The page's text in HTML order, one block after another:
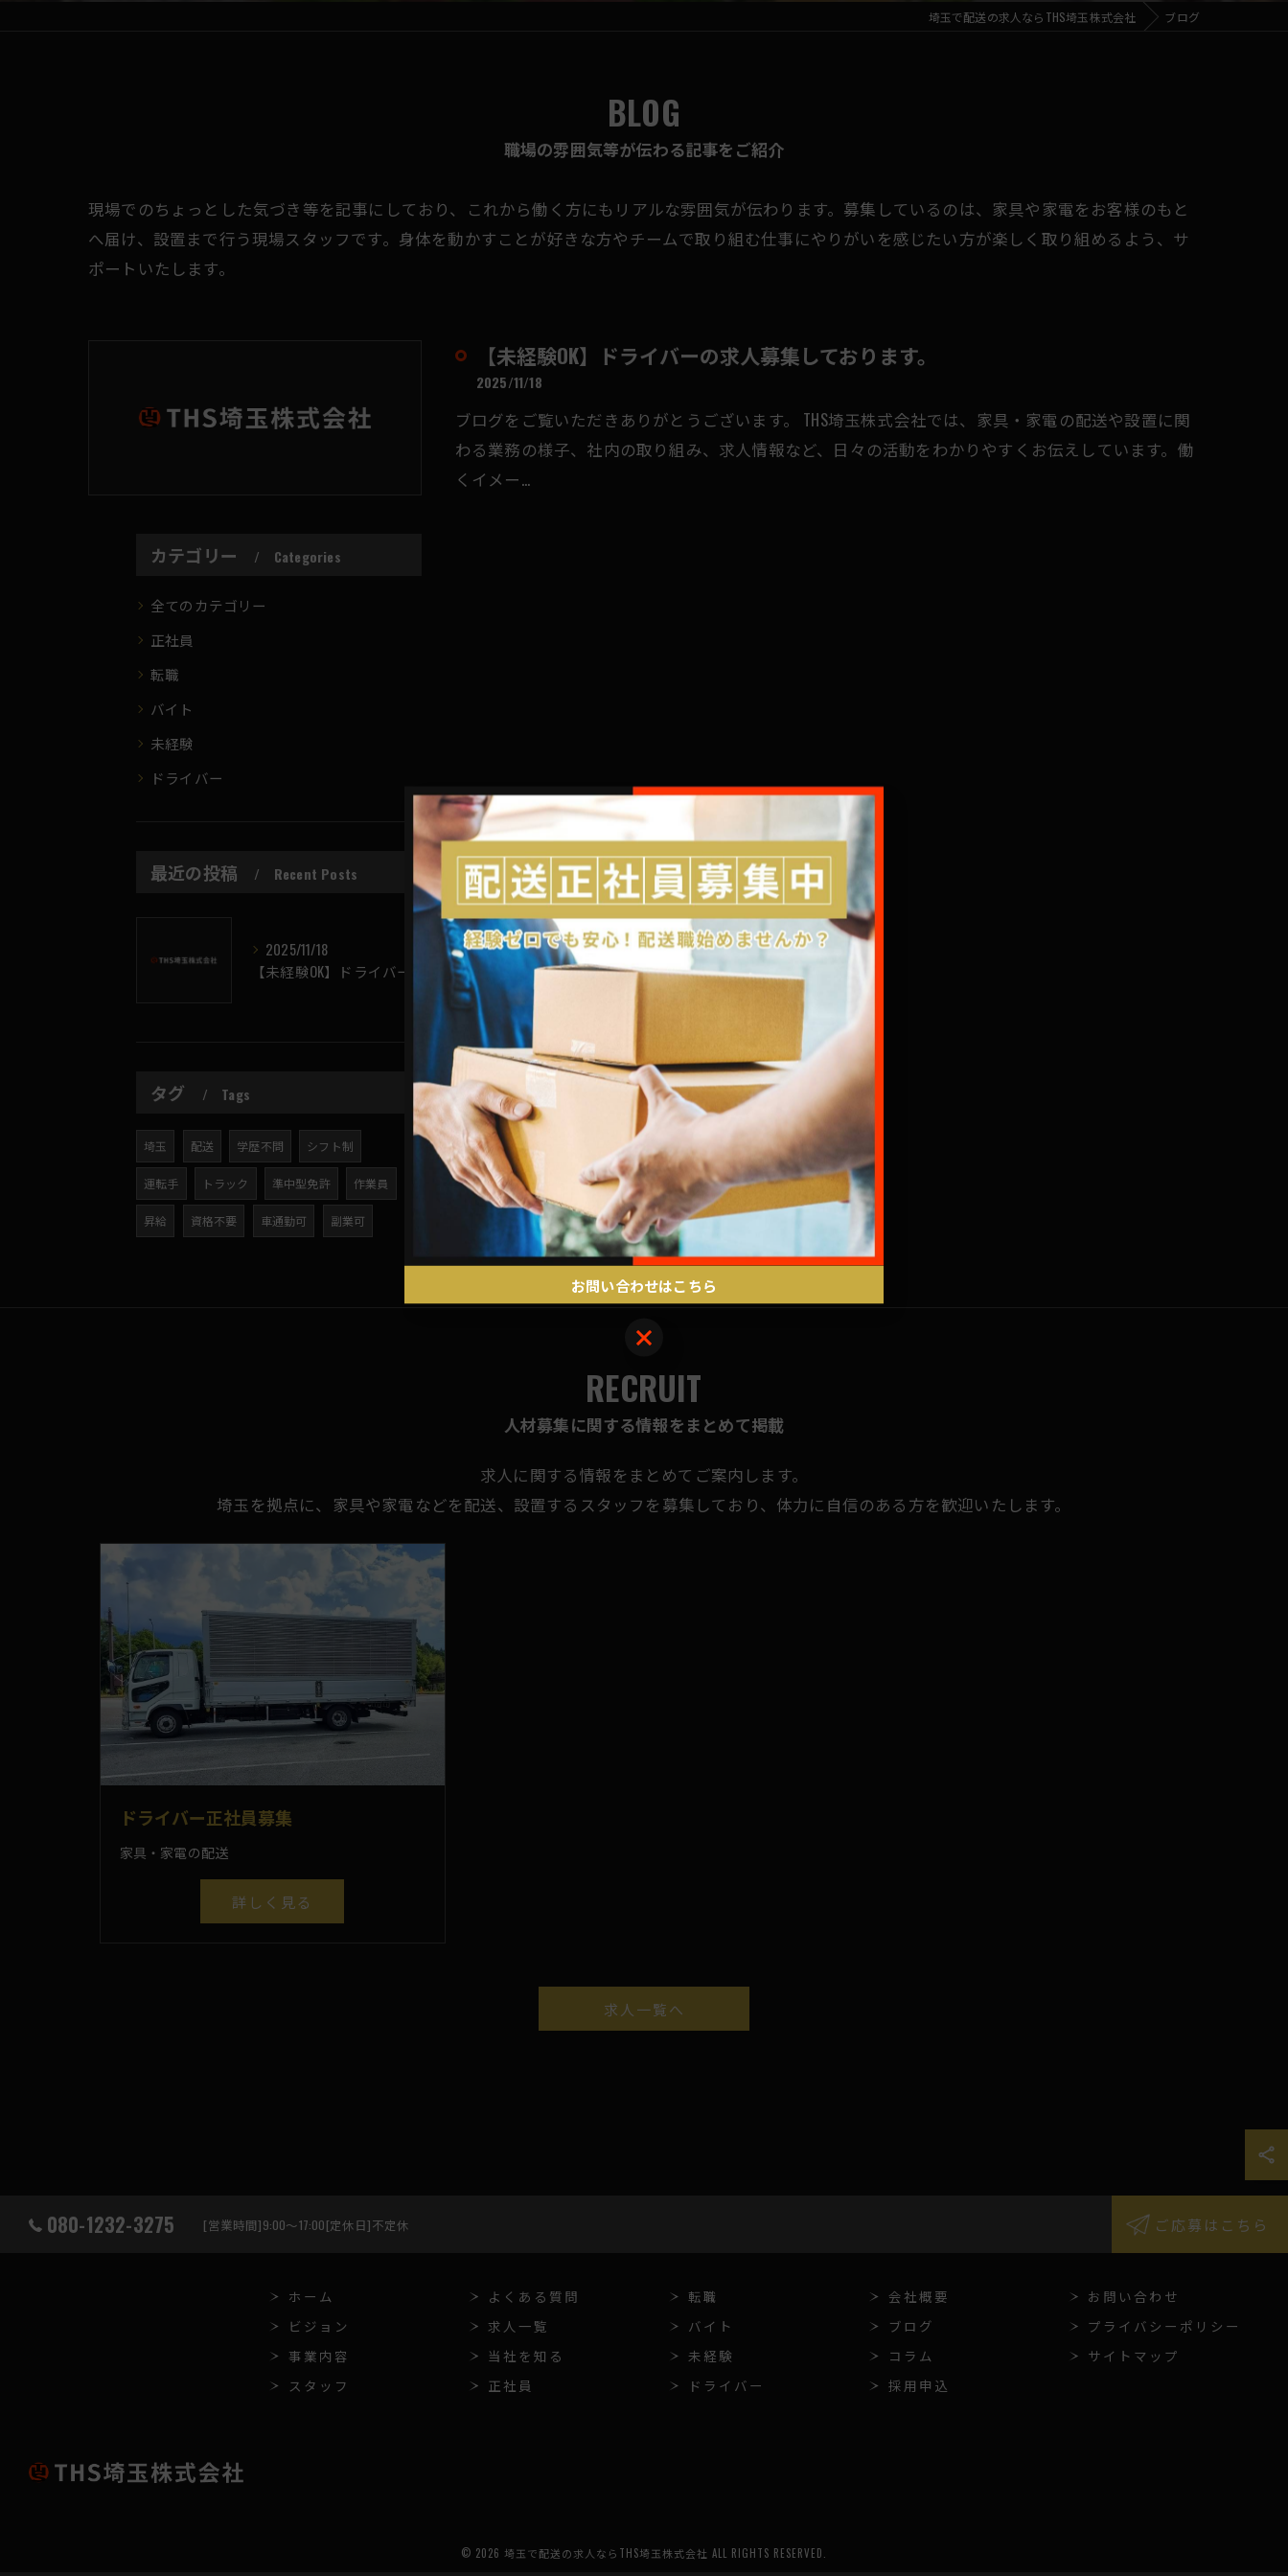
埼玉で配送の求人ならTHS埼玉株式会社 ブログ
BLOG
職場の雰囲気等が伝わる記事をご紹介
現場でのちょっとした気づき等を記事にしており、これから働く方にもリアルな雰囲気が伝わります。募集しているのは、家具や家電をお客様のもと
へ届け、設置まで行う現場スタッフです。身体を動かすことが好きな方やチームで取り組む仕事にやりがいを感じたい方が楽しく取り組めるよう、サ
ポートいたします。
【未経験OK】ドライバーの求人募集しております。
2025/11/18
ブログをご覧いただきありがとうございます。 THS埼玉株式会社では、家具・家電の配送や設置に関
わる業務の様子、社内の取り組み、求人情報など、日々の活動をわかりやすくお伝えしています。働
くイメー…
カテゴリー Categories
全てのカテゴリー
正社員
転職
バイト
未経験
ドライバー
最近の投稿 Recent Posts
2025/11/18
タグ Tags
埼玉 配送 学歴不問 シフト制
運転手 トラック 準中型免許 作業員
昇給 資格不要 車通勤可 副業可
人材募集に関する情報をまとめて掲載
RECRUIT
求人に関する情報をまとめてご案内します。
埼玉を拠点に、家具や家電などを配送、設置するスタッフを募集しており、体力に自信のある方を歓迎いたします。
ドライバー正社員募集
家具・家電の配送
詳しく見る
求人一覧へ
080-1232-3275 [営業時間]9:00～17:00[定休日]不定休 ご応募はこちら
ホーム
ビジョン
事業内容
スタッフ
よくある質問
求人一覧
当社を知る
正社員
転職
バイト
未経験
ドライバー
会社概要
ブログ
コラム
採用申込
お問い合わせ
プライバシーポリシー
サイトマップ
© 2026 埼玉で配送の求人ならTHS埼玉株式会社 ALL RIGHTS RESERVED.
お問い合わせはこちら
お問い合わせはこちら